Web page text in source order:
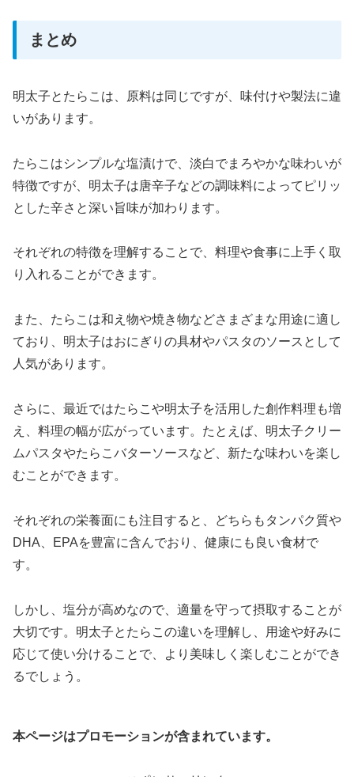
まとめ
明太子とたらこは、原料は同じですが、味付けや製法に違
いがあります。
たらこはシンプルな塩漬けで、淡白でまろやかな味わいが
特徴ですが、明太子は唐辛子などの調味料によってピリッ
とした辛さと深い旨味が加わります。
それぞれの特徴を理解することで、料理や食事に上手く取
り入れることができます。
また、たらこは和え物や焼き物などさまざまな用途に適し
ており、明太子はおにぎりの具材やパスタのソースとして
人気があります。
さらに、最近ではたらこや明太子を活用した創作料理も増
え、料理の幅が広がっています。たとえば、明太子クリー
ムパスタやたらこバターソースなど、新たな味わいを楽し
むことができます。
それぞれの栄養面にも注目すると、どちらもタンパク質や
DHA、EPAを豊富に含んでおり、健康にも良い食材で
す。
しかし、塩分が高めなので、適量を守って摂取することが
大切です。明太子とたらこの違いを理解し、用途や好みに
応じて使い分けることで、より美味しく楽しむことができ
るでしょう。
本ページはプロモーションが含まれています。